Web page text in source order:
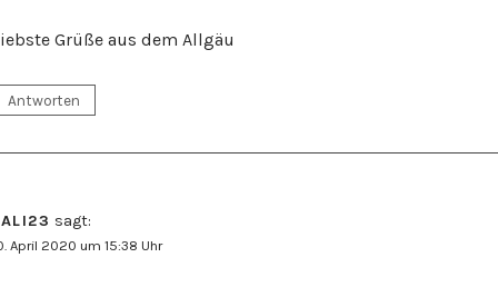
Grüße aus dem Allgäu
Antworten
sagt:
April 2020 um 15:38 Uhr